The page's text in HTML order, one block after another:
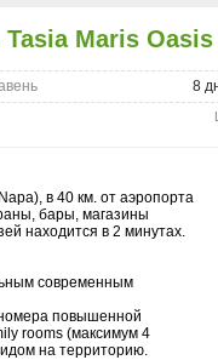
Maris Oasis
8
в 40 км. от аэропорта
бары, магазины
находится в 2 минутах.
современным
повышенной
rooms (максимум 4
на территорию.